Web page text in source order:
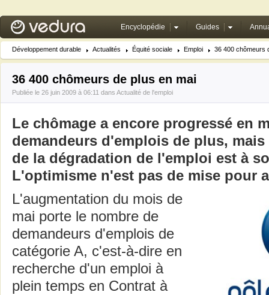
Encyclopédie Guides
Développement durable Actualités Équité sociale Emploi 36 400 chômeurs
36 400 chômeurs de plus en mai
Publiée le 26 juin 2009 à 06:11 dans Actualité de l'emploi
Le chômage a encore progressé en
demandeurs d'emplois de plus,
de la dégradation de l'emploi est à
L'optimisme n'est pas de mise pour
L'augmentation du mois de
mai porte le nombre de
demandeurs d'emplois de
catégorie A, c'est-à-dire en
recherche d'un emploi à
plein temps en Contrat à